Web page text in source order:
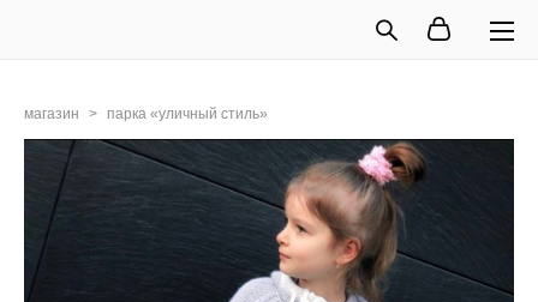
магазин > парка «уличный стиль»